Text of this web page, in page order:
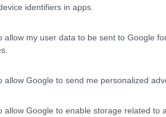
identifiers in apps.
allow my user data to be sent to Google
allow Google to send me personalized
allow Google to enable storage related to
- 07/01/2022 (5 giorni)
Napoli, Sorrento
il18/02/2022